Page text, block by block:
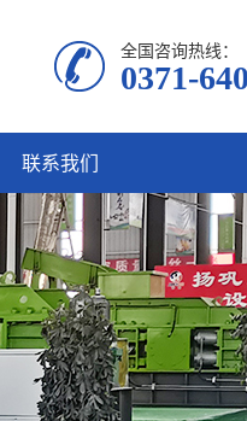
全国咨询热线：
0371-
联系我们